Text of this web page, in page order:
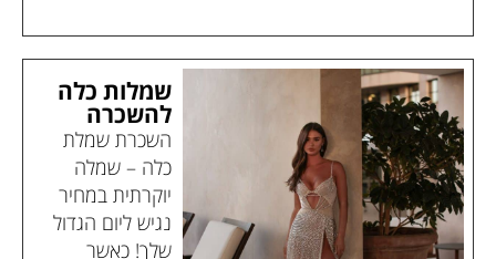
שמלות כלה
להשכרה
השכרת שמלת
כלה – שמלה
יוקרתית במחיר
נגיש ליום הגדול
שלך! כאשר